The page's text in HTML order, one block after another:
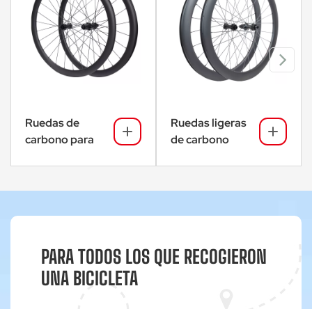
Ruedas de
carbono para
bicicleta de
Ruedas ligeras
de carbono
freno de disco
PARA TODOS LOS QUE RECOGIERON
UNA BICICLETA